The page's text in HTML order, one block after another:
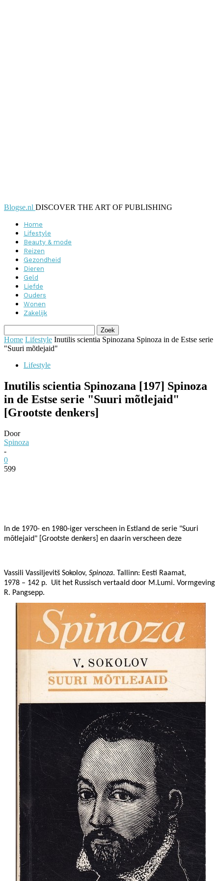
Blogse.nl DISCOVER THE ART OF PUBLISHING
Home
Lifestyle
Beauty & mode
Reizen
Gezondheid
Dieren
Geld
Liefde
Ouders
Wonen
Zakelijk
Home Lifestyle Inutilis scientia Spinozana Spinoza in de Estse serie
"Suuri mõtlejaid"
Lifestyle
Inutilis scientia Spinozana [197] Spinoza
in de Estse serie "Suuri mõtlejaid"
[Grootste denkers]
Door
Spinoza
-
0
599
In de 1970- en 1980-iger verscheen in Estland de serie "Suuri
mõtlejaid" [Grootste denkers] en daarin verscheen deze
Vassili Vassiljevitš Sokolov, Spinoza. Tallinn: Eesti Raamat,
1978 – 142 p.
Uit het Russisch vertaald door M.Lumi. Vormgeving
R. Pangsepp.